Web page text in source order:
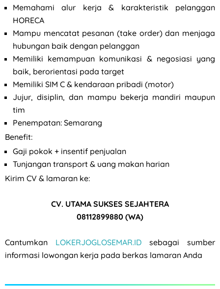
Memahami alur kerja & karakteristik pelanggan
HORECA
Mampu mencatat pesanan (take order) dan menjaga
hubungan baik dengan pelanggan
Memiliki kemampuan komunikasi & negosiasi yang
baik, berorientasi pada target
Memiliki SIM C & kendaraan pribadi (motor)
Jujur, disiplin, dan mampu bekerja mandiri maupun
tim
Penempatan: Semarang
Benefit:
Gaji pokok + insentif penjualan
Tunjangan transport & uang makan harian
Kirim CV & lamaran ke:
CV. UTAMA SUKSES SEJAHTERA
08112899880 (WA)
Cantumkan LOKERJOGLOSEMAR.ID sebagai sumber
informasi lowongan kerja pada berkas lamaran Anda